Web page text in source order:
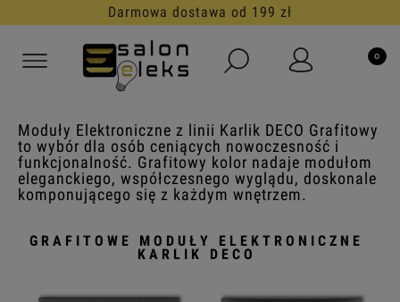
30 dni na darmowy zwrot
Moduły Elektroniczne z linii Karlik DECO Grafitowy
to wybór dla osób ceniących nowoczesność i
funkcjonalność. Grafitowy kolor nadaje modułom
eleganckiego, współczesnego wyglądu, doskonale
komponującego się z każdym wnętrzem.
GRAFITOWE MODUŁY ELEKTRONICZNE
KARLIK DECO